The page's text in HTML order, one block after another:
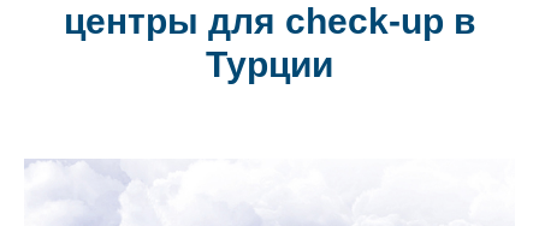
центры для check-up в
Турции